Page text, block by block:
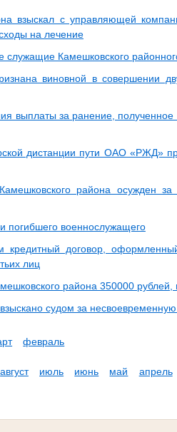
взыскал с управляющей
на лечение
служащие Камешковского
виновной в совершении
выплаты за ранение, полученное
дистанции пути ОАО «РЖД»
района осужден за
погибшего военнослужащего
кредитный договор,
лиц
района 350000
судом за
февраль
август июль июнь май апрель